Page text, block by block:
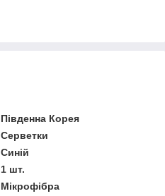
Південна Корея
Серветки
Синій
1 шт.
Мікрофібра